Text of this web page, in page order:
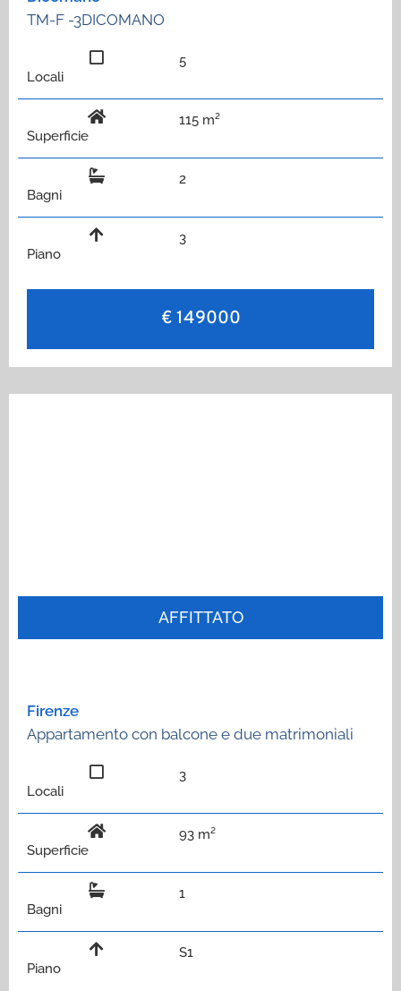
TM-F -3DICOMANO
Locali
5
Superficie
115 m²
Bagni
2
Piano
3
€ 149000
AFFITTATO
Firenze
Appartamento con balcone e due matrimoniali
Locali
3
Superficie
93 m²
Bagni
1
Piano
S1